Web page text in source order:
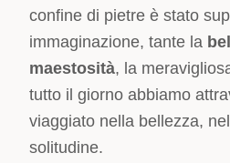
confine di pietre è stato
immaginazione, tante la
maestosità, la
tutto il giorno abbiamo
viaggiato nella bellezza,
solitudine.